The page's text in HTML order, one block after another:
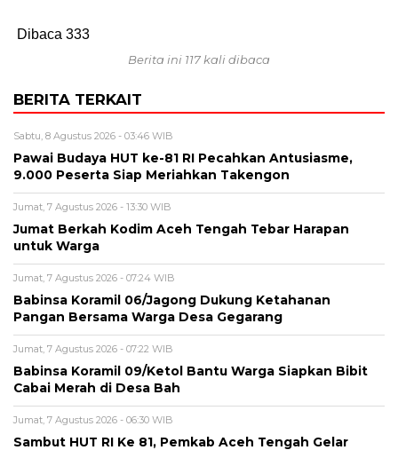
Dibaca 333
Berita ini 117 kali dibaca
BERITA TERKAIT
Sabtu, 8 Agustus 2026 - 03:46 WIB
Pawai Budaya HUT ke-81 RI Pecahkan Antusiasme,
9.000 Peserta Siap Meriahkan Takengon
Jumat, 7 Agustus 2026 - 13:30 WIB
Jumat Berkah Kodim Aceh Tengah Tebar Harapan
untuk Warga
Jumat, 7 Agustus 2026 - 07:24 WIB
‎Babinsa Koramil 06/Jagong Dukung Ketahanan
Pangan Bersama Warga Desa Gegarang
Jumat, 7 Agustus 2026 - 07:22 WIB
‎Babinsa Koramil 09/Ketol Bantu Warga Siapkan Bibit
Cabai Merah di Desa Bah
Jumat, 7 Agustus 2026 - 06:30 WIB
Sambut HUT RI Ke 81, Pemkab Aceh Tengah Gelar